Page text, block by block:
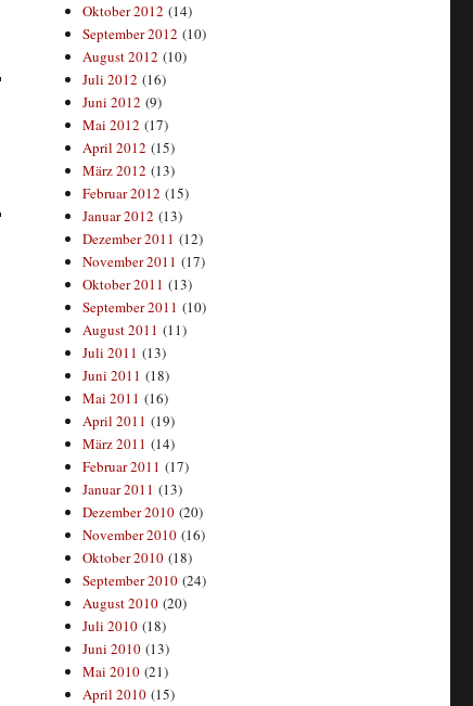
Oktober 2012 (14)
September 2012 (10)
August 2012 (10)
Juli 2012 (16)
Juni 2012 (9)
Mai 2012 (17)
April 2012 (15)
März 2012 (13)
Februar 2012 (15)
Januar 2012 (13)
Dezember 2011 (12)
November 2011 (17)
Oktober 2011 (13)
September 2011 (10)
August 2011 (11)
Juli 2011 (13)
Juni 2011 (18)
Mai 2011 (16)
April 2011 (19)
März 2011 (14)
Februar 2011 (17)
Januar 2011 (13)
Dezember 2010 (20)
November 2010 (16)
Oktober 2010 (18)
September 2010 (24)
August 2010 (20)
Juli 2010 (18)
Juni 2010 (13)
Mai 2010 (21)
April 2010 (15)